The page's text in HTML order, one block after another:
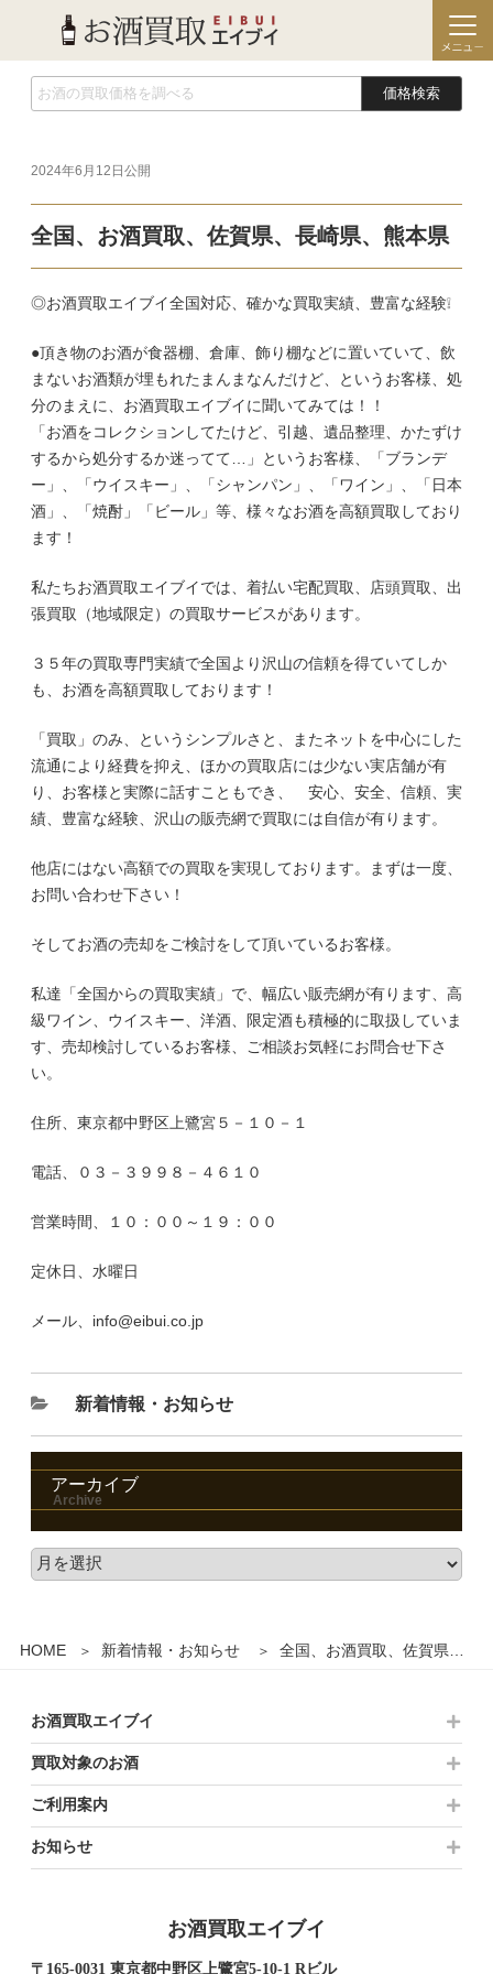
価格検索
HOME 新着情報・お知らせ 全国、お酒買取、佐賀県、長崎県、熊本県
2024年6月12日 公開
全国、お酒買取、佐賀県、長崎県、熊本県
◎お酒買取エイブイ全国対応、確かな買取実績、豊富な経験❕
●頂き物のお酒が食器棚、倉庫、飾り棚などに置いていて、飲
まないお酒類が埋もれたまんまなんだけど、というお客様、処
分のまえに、お酒買取エイブイに聞いてみては！！
「お酒をコレクションしてたけど、引越、遺品整理、かたずけ
するから処分するか迷ってて…」というお客様、「ブランデ
ー」、「ウイスキー」、「シャンパン」、「ワイン」、「日本
酒」、「焼酎」「ビール」等、様々なお酒を高額買取しており
ます！
私たちお酒買取エイブイでは、着払い宅配買取、店頭買取、出
張買取（地域限定）の買取サービスがあります。
３５年の買取専門実績で全国より沢山の信頼を得ていてしか
も、お酒を高額買取しております！
「買取」のみ、というシンプルさと、またネットを中心にした
流通により経費を抑え、ほかの買取店には少ない実店舗が有
り、お客様と実際に話すこともでき、 安心、安全、信頼、実
績、豊富な経験、沢山の販売網で買取には自信が有ります。
他店にはない高額での買取を実現しております。まずは一度、
お問い合わせ下さい！
そしてお酒の売却をご検討をして頂いているお客様。
私達「全国からの買取実績」で、幅広い販売網が有ります、高
級ワイン、ウイスキー、洋酒、限定酒も積極的に取扱していま
す、売却検討しているお客様、ご相談お気軽にお問合せ下さ
い。
住所、東京都中野区上鷺宮５－１０－１
電話、０３－３９９８－４６１０
営業時間、１０：００～１９：００
定休日、水曜日
メール、info@eibui.co.jp
新着情報・お知らせ
アーカイブ
お酒買取エイブイ
買取対象のお酒
ご利用案内
お知らせ
お酒買取エイブイ
〒165-0031 東京都中野区上鷺宮5-10-1 Rビル